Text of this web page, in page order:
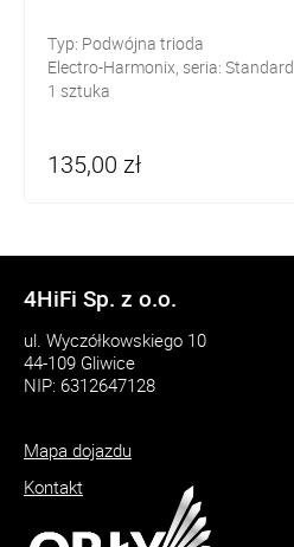
Typ: Podwójna trioda
Electro-Harmonix, seria: Standard
1 sztuka
135,00 zł
4HiFi Sp. z o.o.
ul. Wyczółkowskiego 10
44-109 Gliwice
NIP: 6312647128
Mapa dojazdu
Kontakt